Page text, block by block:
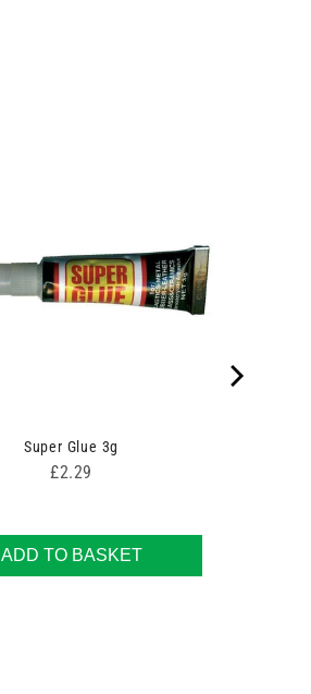
Super Glue 3g
Price
£2.29
ADD TO BASKET